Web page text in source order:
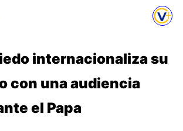
internacionaliza su
con una audiencia
el Papa